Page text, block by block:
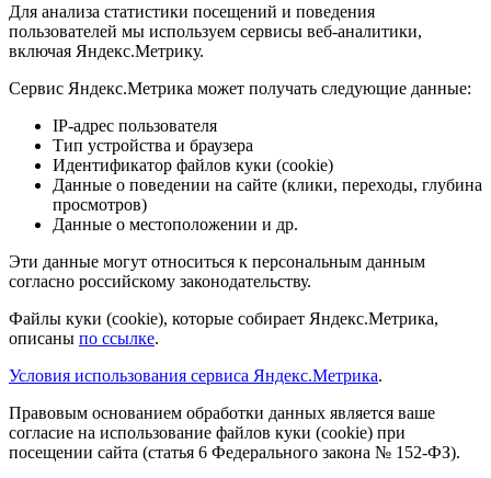
Для анализа статистики посещений и поведения
пользователей мы используем сервисы веб-аналитики,
включая Яндекс.Метрику.
Сервис Яндекс.Метрика может получать следующие данные:
IP-адрес пользователя
Тип устройства и браузера
Идентификатор файлов куки (cookie)
Данные о поведении на сайте (клики, переходы, глубина
просмотров)
Данные о местоположении и др.
Эти данные могут относиться к персональным данным
согласно российскому законодательству.
Файлы куки (cookie), которые собирает Яндекс.Метрика,
описаны по ссылке.
Условия использования сервиса Яндекс.Метрика.
Правовым основанием обработки данных является ваше
согласие на использование файлов куки (cookie) при
посещении сайта (статья 6 Федерального закона № 152-ФЗ).